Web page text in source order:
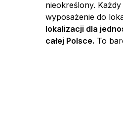
nieokreślony.
wyposażenie do
lokalizacji dla
całej Polsce. To